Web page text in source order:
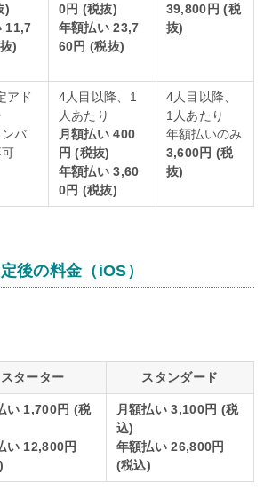
)
11,7
)
0円 (税抜)
年額払い 23,7
60円 (税抜)
39,800円 (税
抜)
アド
バ
4人目以降、1
人あたり
月額払い 400
円 (税抜)
年額払い 3,60
0円 (税抜)
4人目以降、
1人あたり
年額払いのみ
3,600円 (税
抜)
後の料金（iOS）
スターター スタンダード
い 1,700円 (税
い 12,800円
月額払い 3,100円 (税
込)
年額払い 26,800円
(税込)